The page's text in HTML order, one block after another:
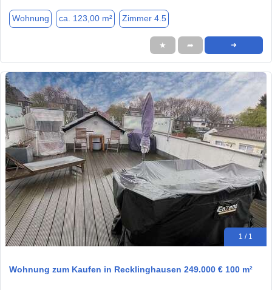
Wohnung ca. 123,00 m² Zimmer 4.5
★ ➦ ➜
1 / 1
Wohnung zum Kaufen in Recklinghausen 249.000 € 100 m²